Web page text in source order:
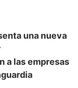
una nueva
a las empresas